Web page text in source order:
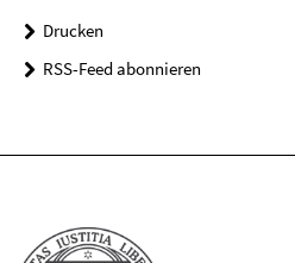
Drucken
RSS-Feed abonnieren